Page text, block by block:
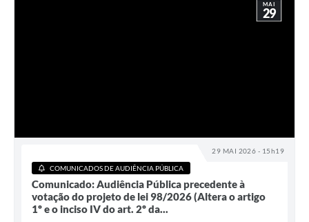
29 MAI 2026 - 15h19
MAI
29
COMUNICADOS DE AUDIÊNCIA PÚBLICA
Comunicado: Audiência Pública precedente à
votação do projeto de lei 98/2026 (Altera o artigo
1º e o inciso IV do art. 2º da...